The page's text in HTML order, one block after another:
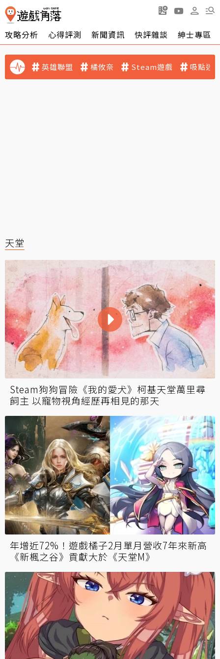
攻略分析 心得評測 新聞資訊 快評雜談 紳士專區
英雄聯盟 橘攸奈 Steam遊戲 吸點迷
天堂
Steam狗狗冒險《我的愛犬》柯基天堂萬里尋
飼主 以寵物視角經歷再相見的那天
年增近72%！遊戲橘子2月單月營收7年來新高
《新楓之谷》貢獻大於《天堂M》